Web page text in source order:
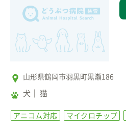
山形県鶴岡市羽黒町黒瀬186
犬 猫
アニコム対応 マイクロチップ